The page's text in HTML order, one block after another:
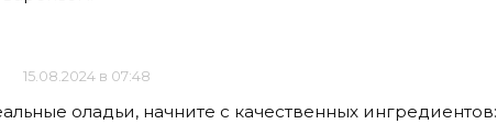
15.08.2024 в 07:48
оладьи, начните с качественных ингредиентов: